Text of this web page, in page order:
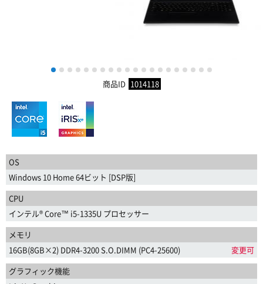
1 2 3 4 5 6 7 8 9 10 11 12 13 14 15 16 17 18 19
商品ID 1014118
OS
Windows 10 Home 64ビット [DSP版]
CPU
インテル® Core™ i5-1335U プロセッサー
メモリ
16GB(8GB×2) DDR4-3200 S.O.DIMM (PC4-25600)
変更可
グラフィック機能